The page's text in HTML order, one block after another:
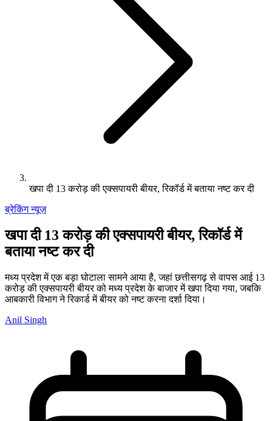
खपा दी 13 करोड़ की एक्सपायरी बीयर, रिकॉर्ड में बताया नष्ट कर दी
ब्रेकिंग न्यूज़
खपा दी 13 करोड़ की एक्सपायरी बीयर, रिकॉर्ड में
बताया नष्ट कर दी
मध्य प्रदेश में एक बड़ा घोटाला सामने आया है, जहां छत्तीसगढ़ से वापस आई 13
करोड़ की एक्सपायरी बीयर को मध्य प्रदेश के बाजार में खपा दिया गया, जबकि
आबकारी विभाग ने रिकार्ड में बीयर को नष्ट करना दर्शा दिया।
Anil Singh